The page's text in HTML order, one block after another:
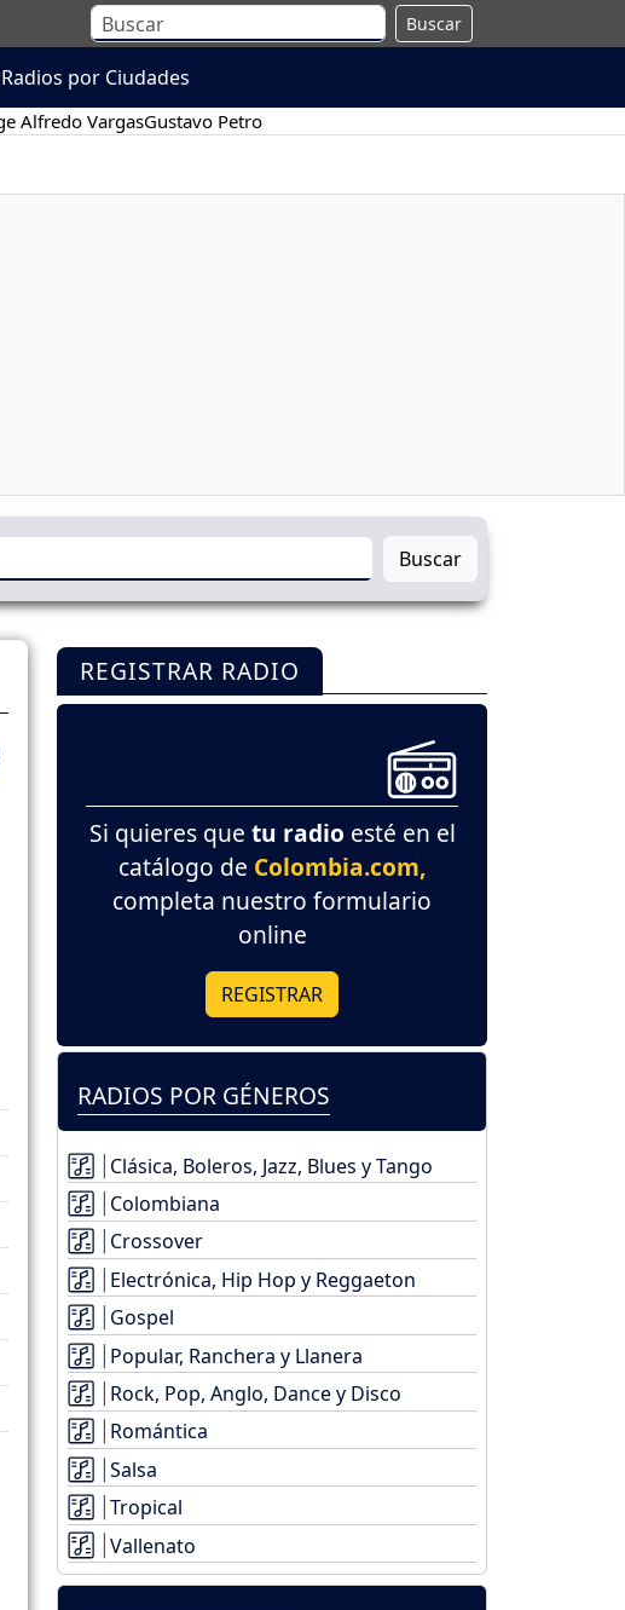
Buscar
Radios por Ciudades
Alfredo VargasGustavo Petro
Buscar
REGISTRAR RADIO
Si quieres que tu radio esté en el
catálogo de Colombia.com,
completa nuestro formulario
online
REGISTRAR
RADIOS POR GÉNEROS
Clásica, Boleros, Jazz, Blues y Tango
Colombiana
Crossover
Electrónica, Hip Hop y Reggaeton
Gospel
Popular, Ranchera y Llanera
Rock, Pop, Anglo, Dance y Disco
Romántica
Salsa
Tropical
Vallenato